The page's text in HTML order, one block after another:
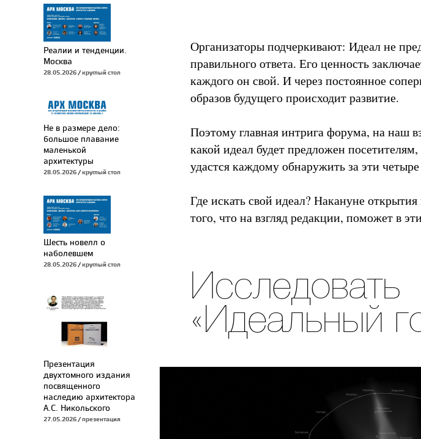
Реалии и тенденции.
Москва
28.05.2026 / круглый стол
Не в размере дело:
большое плавание
маленькой
архитектуры
28.05.2026 / круглый стол
Шесть новелл о
наболевшем
28.05.2026 / круглый стол
Презентация
двухтомного издания
посвященного
наследию архитектора
А.С. Никольского
27.05.2026 / презентация
Организаторы подчеркивают: Идеал не
правильного ответа. Его ценность
каждого он свой. И через постоянное
образов будущего происходит развитие.
Поэтому главная интрига форума, на наш
какой идеал будет предложен
удастся каждому обнаружить за эти
Где искать свой идеал? Накануне
того, что на взгляд редакции, поможет в
Исследовать
«Идеальный